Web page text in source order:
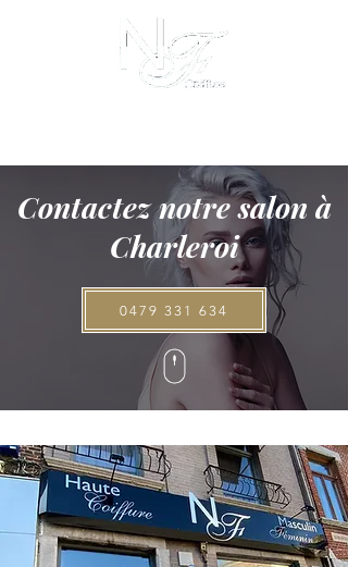
Contactez notre salon à
Charleroi
0479 331 634